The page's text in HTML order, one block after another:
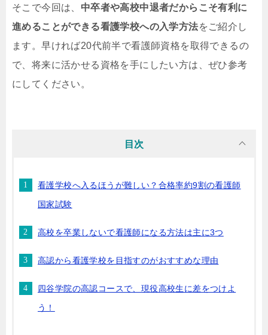
そこで今回は、 中卒者や高校中退者だからこそ有利に
進めることができる看護学校への入学方法をご紹介し
ます。早ければ20代前半で看護師資格を取得できるの
で、将来に活かせる資格を手にしたい方は、ぜひ参考
にしてください。
目次
看護学校へ入るほうが難しい？合格率約9割の看護師
国家試験
高校を卒業しないで看護師になる方法は主に3つ
高認から看護学校を目指すのがおすすめな理由
四谷学院の高認コースで、現役高校生に差をつけよ
う！